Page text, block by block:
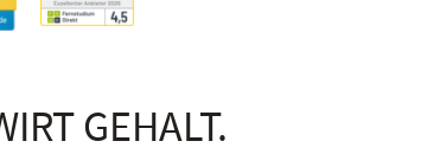
GEHALT.